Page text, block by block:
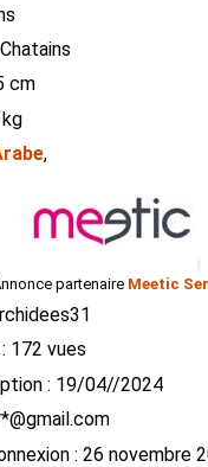
Chatains
cm
,
partenaire Meetic
172 vues
: 19/04//2024
: 26 novembre